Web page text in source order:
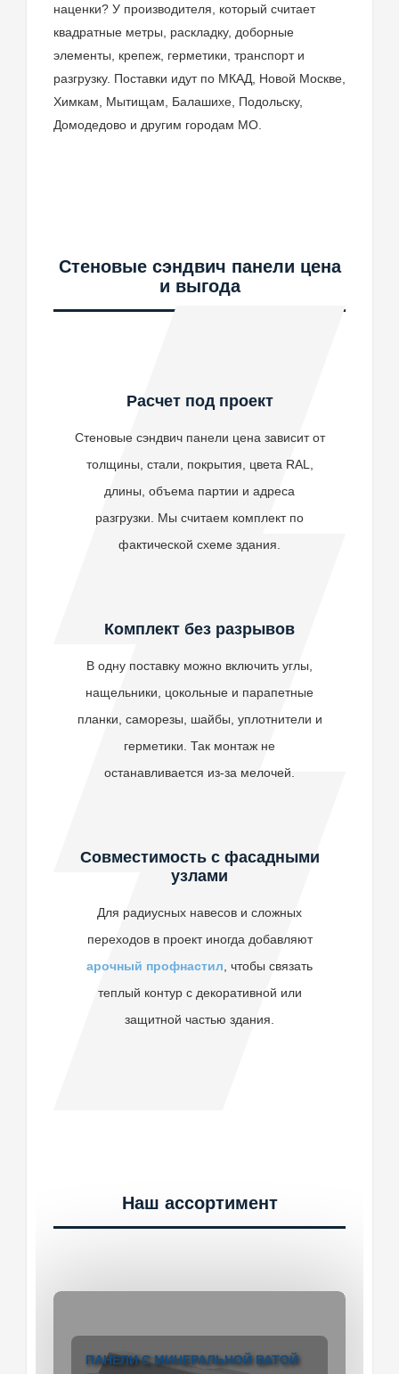
наценки? У производителя, который считает
квадратные метры, раскладку, доборные
элементы, крепеж, герметики, транспорт и
разгрузку. Поставки идут по МКАД, Новой Москве,
Химкам, Мытищам, Балашихе, Подольску,
Домодедово и другим городам МО.
Стеновые сэндвич панели цена
и выгода
Расчет под проект
Стеновые сэндвич панели цена зависит от
толщины, стали, покрытия, цвета RAL,
длины, объема партии и адреса
разгрузки. Мы считаем комплект по
фактической схеме здания.
Комплект без разрывов
В одну поставку можно включить углы,
нащельники, цокольные и парапетные
планки, саморезы, шайбы, уплотнители и
герметики. Так монтаж не
останавливается из-за мелочей.
Совместимость с фасадными
узлами
Для радиусных навесов и сложных
переходов в проект иногда добавляют
арочный профнастил, чтобы связать
теплый контур с декоративной или
защитной частью здания.
Наш ассортимент
ПАНЕЛИ С МИНЕРАЛЬНОЙ ВАТОЙ
ПАНЕЛИ ИЗ ПЕНОПОЛИУРЕТАНА
ПАНЕЛИ ИЗ ПЕНОПОЛИСТИРОЛА
ПАНЕЛИ С КОМБИНИРОВАННЫМ